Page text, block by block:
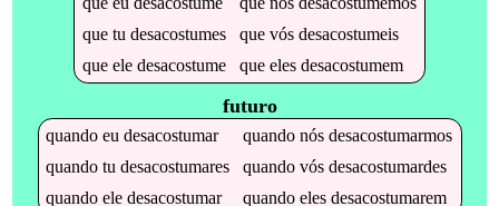
que tu desacostumes que vós desacostumeis
que ele desacostume que eles desacostumem
futuro
quandoeudesacostumar quandonósdesacostumarmos
quandotudesacostumares quandovósdesacostumardes
quandoeledesacostumar quandoelesdesacostumarem